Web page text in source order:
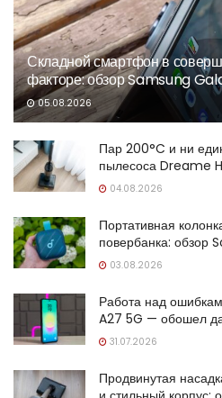
Складной смартфон в
факторе: обзор Samsung
05.08.2026
Пар 200°C и ни
пылесоса Dreame
04.08.2026
Портативная
повербанка: обзор
03.08.2026
Работа над
A27 5G — обошел
31.07.2026
Продвинутая